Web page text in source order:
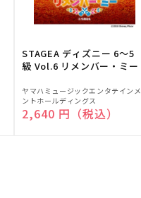
STAGEA ディズニー 6～5
級 Vol.6 リメンバー・ミー
販
売
元:
ヤマハミュージックエンタテインメ
ントホールディングス
通常価格
2,640 円（税込）